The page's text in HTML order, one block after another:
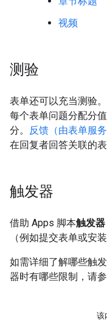
视频
测验
表单还可以充当测验
每个表单问题分配分
分。 反馈（由表单服
在回复者回答关联的
触发器
借助 Apps 脚本触发器
（例如提交表单或安
如需详细了解哪些触
器时有哪些限制，请
该